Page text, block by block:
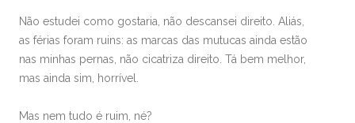
Não estudei como gostaria, não descansei direito. Aliás,
as férias foram ruins: as marcas das mutucas ainda estão
nas minhas pernas, não cicatriza direito. Tá bem melhor,
mas ainda sim, horrível.
Mas nem tudo é ruim, né?